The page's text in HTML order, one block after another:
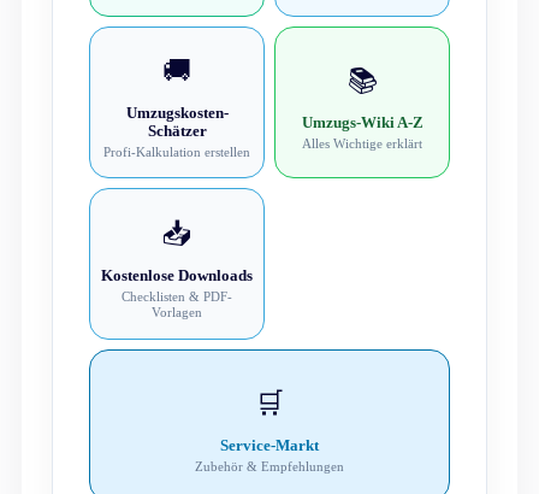
🚚
Umzugskosten-
Schätzer
Profi-Kalkulation erstellen
📚
Umzugs-Wiki A-Z
Alles Wichtige erklärt
📥
Kostenlose Downloads
Checklisten & PDF-
Vorlagen
🛒
Service-Markt
Zubehör & Empfehlungen